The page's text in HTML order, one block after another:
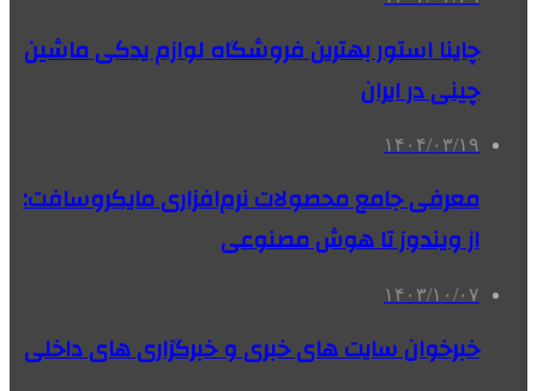
چاینا استور بهترین فروشگاه لوازم یدکی ماشین
چینی در ایران
۱۴۰۴/۰۳/۱۹
معرفی جامع محصولات نرم‌افزاری مایکروسافت:
از ویندوز تا هوش مصنوعی
۱۴۰۳/۱۰/۰۷
خبرخوان سایت های خبری و خبرگزاری های داخلی